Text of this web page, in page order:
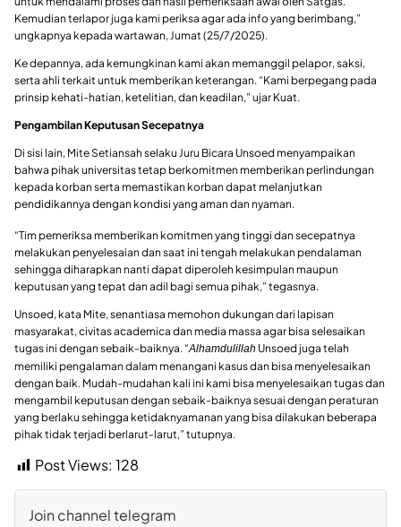
Kemudian terlapor juga kami periksa agar ada info yang berimbang,”
ungkapnya kepada wartawan, Jumat (25/7/2025).
Ke depannya, ada kemungkinan kami akan memanggil pelapor, saksi,
serta ahli terkait untuk memberikan keterangan. “Kami berpegang pada
prinsip kehati-hatian, ketelitian, dan keadilan,” ujar Kuat.
Pengambilan Keputusan Secepatnya
Di sisi lain, Mite Setiansah selaku Juru Bicara Unsoed menyampaikan
bahwa pihak universitas tetap berkomitmen memberikan perlindungan
kepada korban serta memastikan korban dapat melanjutkan
pendidikannya dengan kondisi yang aman dan nyaman.
“Tim pemeriksa memberikan komitmen yang tinggi dan secepatnya
melakukan penyelesaian dan saat ini tengah melakukan pendalaman
sehingga diharapkan nanti dapat diperoleh kesimpulan maupun
keputusan yang tepat dan adil bagi semua pihak,” tegasnya.
Unsoed, kata Mite, senantiasa memohon dukungan dari lapisan
masyarakat, civitas academica dan media massa agar bisa selesaikan
tugas ini dengan sebaik-baiknya. “Alhamdulillah Unsoed juga telah
memiliki pengalaman dalam menangani kasus dan bisa menyelesaikan
dengan baik. Mudah-mudahan kali ini kami bisa menyelesaikan tugas dan
mengambil keputusan dengan sebaik-baiknya sesuai dengan peraturan
yang berlaku sehingga ketidaknyamanan yang bisa dilakukan beberapa
pihak tidak terjadi berlarut-larut,” tutupnya.
Post Views: 128
Join channel telegram